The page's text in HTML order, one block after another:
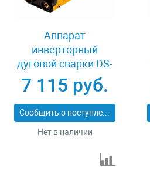
Аппарат
инверторный
дуговой сварки DS-
200 Compact, 200 А,
ПВ 70% Denzel 94373
7 115 руб.
Сообщить о поступлении
Нет в наличии